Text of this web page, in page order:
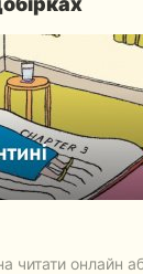
читати онлайн